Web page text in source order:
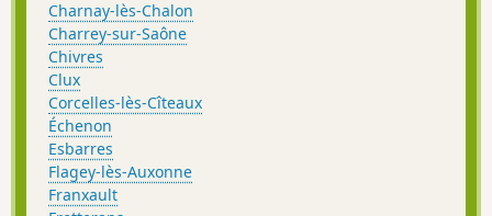
Charnay-lès-Chalon
Charrey-sur-Saône
Chivres
Clux
Corcelles-lès-Cîteaux
Échenon
Esbarres
Flagey-lès-Auxonne
Franxault